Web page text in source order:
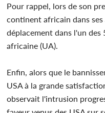
Pour rappel, lors de son
continent africain dans
déplacement dans l'un des
africaine (UA).
Enfin, alors que le
USA à la grande
observait l'intrusion